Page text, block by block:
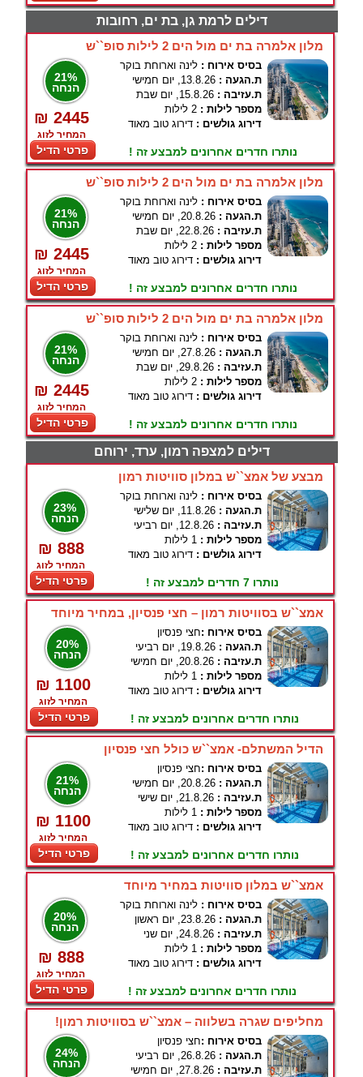
דילים לרמת גן, בת ים, רחובות
מלון אלמרה בת ים מול הים 2 לילות סופ``ש
21%
הנחה
₪ 2445
המחיר לזוג
פרטי הדיל
בסיס אירוח : לינה וארוחת בוקר
ת.הגעה : 13.8.26, יום חמישי
ת.עזיבה : 15.8.26, יום שבת
מספר לילות : 2 לילות
דירוג גולשים : דירוג טוב מאוד
נותרו חדרים אחרונים למבצע זה !
מלון אלמרה בת ים מול הים 2 לילות סופ``ש
21%
הנחה
₪ 2445
המחיר לזוג
פרטי הדיל
בסיס אירוח : לינה וארוחת בוקר
ת.הגעה : 20.8.26, יום חמישי
ת.עזיבה : 22.8.26, יום שבת
מספר לילות : 2 לילות
דירוג גולשים : דירוג טוב מאוד
נותרו חדרים אחרונים למבצע זה !
מלון אלמרה בת ים מול הים 2 לילות סופ``ש
21%
הנחה
₪ 2445
המחיר לזוג
פרטי הדיל
בסיס אירוח : לינה וארוחת בוקר
ת.הגעה : 27.8.26, יום חמישי
ת.עזיבה : 29.8.26, יום שבת
מספר לילות : 2 לילות
דירוג גולשים : דירוג טוב מאוד
נותרו חדרים אחרונים למבצע זה !
דילים למצפה רמון, ערד, ירוחם
מבצע של אמצ``ש במלון סוויטות רמון
23%
הנחה
₪ 888
המחיר לזוג
פרטי הדיל
בסיס אירוח : לינה וארוחת בוקר
ת.הגעה : 11.8.26, יום שלישי
ת.עזיבה : 12.8.26, יום רביעי
מספר לילות : 1 לילות
דירוג גולשים : דירוג טוב מאוד
נותרו 7 חדרים למבצע זה !
אמצ``ש בסוויטות רמון – חצי פנסיון, במחיר מיוחד
20%
הנחה
₪ 1100
המחיר לזוג
פרטי הדיל
בסיס אירוח :חצי פנסיון
ת.הגעה : 19.8.26, יום רביעי
ת.עזיבה : 20.8.26, יום חמישי
מספר לילות : 1 לילות
דירוג גולשים : דירוג טוב מאוד
נותרו חדרים אחרונים למבצע זה !
הדיל המשתלם- אמצ``ש כולל חצי פנסיון
21%
הנחה
₪ 1100
המחיר לזוג
פרטי הדיל
בסיס אירוח :חצי פנסיון
ת.הגעה : 20.8.26, יום חמישי
ת.עזיבה : 21.8.26, יום שישי
מספר לילות : 1 לילות
דירוג גולשים : דירוג טוב מאוד
נותרו חדרים אחרונים למבצע זה !
אמצ``ש במלון סוויטות במחיר מיוחד
20%
הנחה
₪ 888
המחיר לזוג
פרטי הדיל
בסיס אירוח : לינה וארוחת בוקר
ת.הגעה : 23.8.26, יום ראשון
ת.עזיבה : 24.8.26, יום שני
מספר לילות : 1 לילות
דירוג גולשים : דירוג טוב מאוד
נותרו חדרים אחרונים למבצע זה !
מחליפים שגרה בשלווה – אמצ``ש בסוויטות רמון!
24%
הנחה
בסיס אירוח :חצי פנסיון
ת.הגעה : 26.8.26, יום רביעי
ת.עזיבה : 27.8.26, יום חמישי